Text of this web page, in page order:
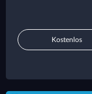
Kostenlos